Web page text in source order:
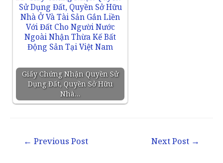
Giấy Chứng Nhận Quyền Sử
Dụng Đất, Quyền Sở Hữu
Nhà…
← Previous Post Next Post →